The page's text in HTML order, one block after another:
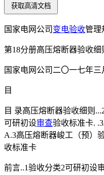
获取高清文档
国家电网公司 变电验收管理
第18分册高压熔断器验收细
国家电网公司二〇一七年三
目
目 录高压熔断器验收细则
可研初设审查验收标准卡.
A.3高压熔断器峻工（预）
收标准卡
前言..1验收分类2可研初设